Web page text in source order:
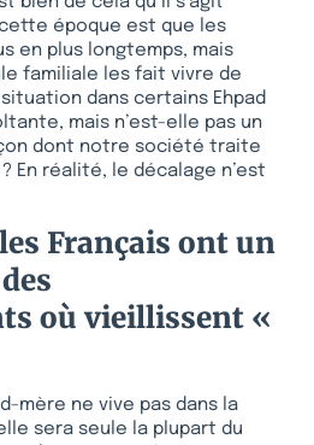
époque est que les
en plus longtemps, mais
familiale les fait vivre de
dans certains Ehpad
mais n’est-elle pas un
dont notre société traite
En réalité, le décalage n’est
Français ont un
où vieillissent «
mère ne vive pas dans la
sera seule la plupart du